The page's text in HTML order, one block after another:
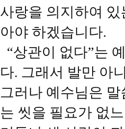
사랑을 의지하여
아야 하겠습니다.
“상관이 없다”는
다. 그래서 발만 아
그러나 예수님은
는 씻을 필요가 없